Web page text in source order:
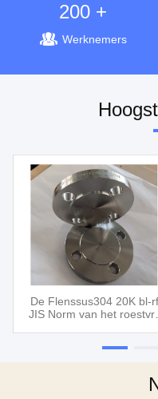
200 +
Werknemers
De Flenssus304 20K bl-rf
JIS Norm van het roestvrij